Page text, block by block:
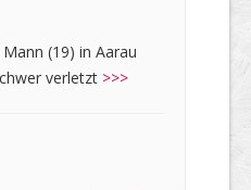
(19) in Aarau
verletzt >>>